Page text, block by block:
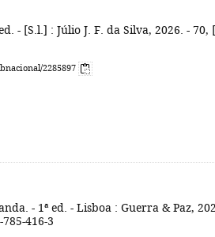
- [S.l.] : Júlio J. F. da Silva, 2026. - 70,
2285897
- 1ª ed. - Lisboa : Guerra & Paz,
416-3